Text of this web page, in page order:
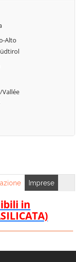
di
in
Arcella
Alto
Imprese
in